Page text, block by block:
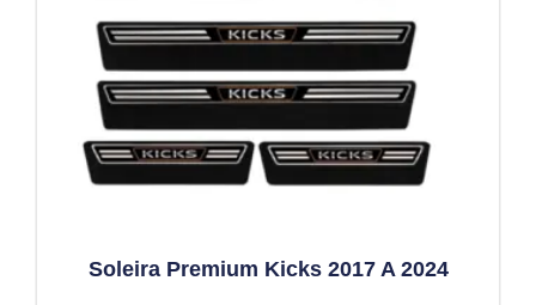
Soleira Premium Kicks 2017 A 2024